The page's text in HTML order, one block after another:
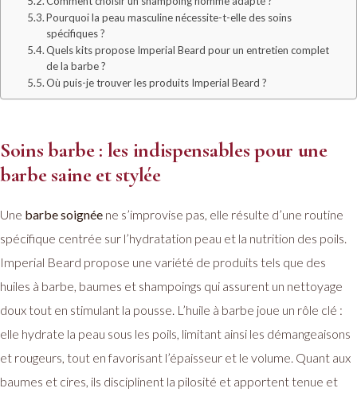
Pourquoi la peau masculine nécessite-t-elle des soins
spécifiques ?
Quels kits propose Imperial Beard pour un entretien complet
de la barbe ?
Où puis-je trouver les produits Imperial Beard ?
Soins barbe : les indispensables pour une
barbe saine et stylée
Une barbe soignée ne s’improvise pas, elle résulte d’une routine
spécifique centrée sur l’hydratation peau et la nutrition des poils.
Imperial Beard propose une variété de produits tels que des
huiles à barbe, baumes et shampoings qui assurent un nettoyage
doux tout en stimulant la pousse. L’huile à barbe joue un rôle clé :
elle hydrate la peau sous les poils, limitant ainsi les démangeaisons
et rougeurs, tout en favorisant l’épaisseur et le volume. Quant aux
baumes et cires, ils disciplinent la pilosité et apportent tenue et